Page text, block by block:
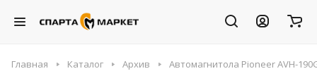
Главная Каталог Архив Автомагнитола Pioneer AVH-